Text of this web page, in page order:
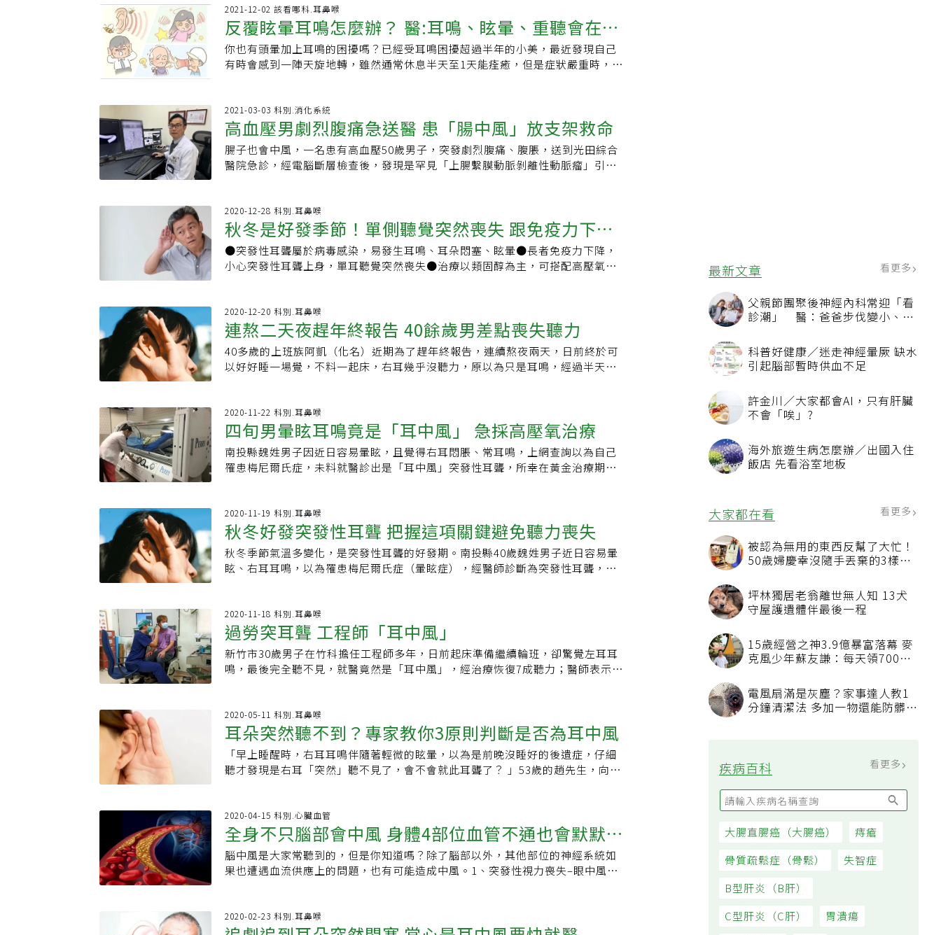
最新文章 看更多
父親節團聚後神經內科常迎「看
診潮」 醫：爸爸步伐變小、站
科普好健康／迷走神經暈厥 缺水
引起腦部暫時供血不足
許金川／大家都會AI，只有肝臟
不會「唉」?
海外旅遊生病怎麼辦／出國入住
飯店 先看浴室地板
大家都在看 看更多
被認為無用的東西反幫了大忙！
50歲婦慶幸沒隨手丟棄的3樣物
坪林獨居老翁離世無人知 13犬
守屋護遺體伴最後一程
15歲經營之神3.9億暴富落幕 麥
克風少年蘇友謙：每天領700元
電風扇滿是灰塵？家事達人教1
分鐘清潔法 多加一物還能防髒汙
疾病百科 看更多
大腸直腸癌（大腸癌）
痔瘡
骨質疏鬆症（骨鬆）
失智症
B型肝炎（B肝）
C型肝炎（C肝）
胃潰瘍
需先經醫療團隊評估，術後耐心地配合語言訓練，以有效提升對話理解能力。但
費用非常昂貴，我的情況並不在健保給付範圍。兩位曾植入電子耳的朋友，與我
分享經驗，很值得參考。突發性耳聾通常要等6個月左右，確定聽損程度穩定下來
（說不定還有機會進步）才進行手術。所以，我還有時間等醫師仔細評估後，再
下決定。我不免會擔心用進廢退。耳蝸的毛細胞把聲音經由聽神經上傳，經腦
顳葉，所以兩側顳葉神經元還是會接收到來自聽神經的訊號。聽力減退，是失智
症的危險因子之一。原因之一是聽力減退容易導致憂鬱、不想與人互動、社交隔
離之故。所以我平常的活動與課程都沒減少，只是上歌唱課時，拜託同學們讓我
坐在教室右側才能聽得清楚。不過，我還有意外的收穫，就是同理心增強，因為
經有可塑性，說不定其他功能，如寫作能力會因耳聾而代償性增進喔！凡事往好
處想，目前自我解嘲的絕招是：不喜歡聽，就把右耳轉過去……FB粉絲團請搜
尋：劉秀枝joy筆記
顯下降、耳鳴加劇，甚至伴隨悶塞感或暈眩，卻誤以為只是感冒、耳屎或壓力
大，選擇再觀察幾天。事實上，國內、外醫學文獻皆指出，突發性聽力損失本質
屬於「內耳缺血性病變」，若未在72小時黃金治療期內處理，聽力可能難以完全
恢復。「很多人以為中風只會發生在腦，其實內耳同樣怕缺血。」蔡鋕鑫提到，
耳的微血管發生狀況。耳中風應進行專業聽篩檢查蔡鋕鑫說：「耳中風的判斷不
能只靠感覺，是否真的聽不到，必須透過專業聽力篩檢才能確認。」若民眾出現
明顯聽力下降或懷疑耳中風情況，建議儘速就醫，經由醫師診斷並安排專業聽力
檢測。若經醫師診斷後，有使用聽力輔具之需要，民眾可尋求合格管道進行後續
選配諮詢。選擇輔具時，應注意服務提供者之人員專業資格與售後服務。蔡鋕鑫
得清楚，才不會錯過生活中真正重要的聲音。【本文獲uho優活健康網授權刊
登，原文刊載網址見此】
習生活。陳思齊指出，突發性耳聾又稱為「耳中風」，是一種急性聽力受損疾
病，患者常在毫無預警下，出現單側聽力降低，同時伴隨耳鳴、耳悶，甚至眩暈
症狀，好發在季節交替，患者過度疲勞、病毒感染或睡眠不足，不分年齡族群均
可能發生，目前大約7成患者病因不明，使診斷與治療更具挑戰。這名高中女生因
睡眠不足與課業壓力太大，突發左耳聽不見，經過純音聽力圖檢查，顯示左耳平
鍵在發作後7天內，一旦延誤即使治療也可能導致永久性聽力損傷，標準治療以類
固醇藥物為主，同步搭配高壓氧治療，可提升療效，類固醇短期治療不會造成明
顯影響，且臨床證實類固醇是目前最有效的治療方案。陳思齊並提醒，突發性耳
聾治療效果因人而異，年齡小於 40 歲、沒有合併糖尿病、沒有伴隨眩暈發作、在
2021-12-02 該看哪科.耳鼻喉
反覆眩暈耳鳴怎麼辦？ 醫:耳鳴、眩暈、重聽會在內
耳相互影響，超過2周是身體發出警訊！
你也有頭暈加上耳鳴的困擾嗎？已經受耳鳴困擾超過半年的小美，最近發現自己
有時會感到一陣天旋地轉，雖然通常休息半天至1天能痊癒，但是症狀嚴重時，常
狀！耳鳴、重聽、眩暈 這3個內耳疾病互相影響耳鼻喉科醫師李宏信指出，許多
耳鳴病患會因為初期耳鳴症狀不明顯，僅夜深人靜時才聽得見，因此忽視耳鳴不
做積極治療，直到發生眩暈或重聽時，才驚覺內耳疾病會相互影響，甚至同時發
生，內耳疾病接踵而來。然而，耳鳴、重聽和眩暈又有「內耳疾病3兄弟」之稱，
主要是因為這3種疾病存在相互關聯性，三者發生主因與內耳的前庭、耳蝸和耳蝸
液，當內耳血管阻塞，就會影響內耳功能的流暢度，同時會使營養素無法進入神
經系統，神經便會逐漸萎縮、壞死，產生重聽、聽力異常等現象，三半規管也可
能因此出現異常，導致眩暈症發生，耳蝸則是可能出現腫脹，產生耳鳴和眩暈。
因此耳鳴、眩暈和重聽基本上是相互影響的，簡稱為「耳中風」的現象，即是因
擊、噪音傷害，例如：鞭炮聲、長期使用耳塞式耳機、演唱會喇叭太靠近、打靶
聲等等，以及（2）藥物中毒，如結核病藥物、瘧疾用藥和抗凝血藥物則常有引發
耳鳴或重聽的風險；另外還有（3）其他：如酒精中毒、病毒感染、老化、較易焦
慮和緊張、睡眠不足等，都可能導致內耳疾病發生。其中耳鳴的發生率最高，據
研究指出，台灣成人耳鳴盛行率高達10%到15%，隨年齡增長，其發生率愈高。
治療，才有機會在3個月內消失。至於長年患有耳鳴的民眾，則至少需定期接受3
到6個月以上的治療。治療時通常以藥物為主，以打通血管、復活神經、抑制血管
過度收縮為3大類藥物治療為原則，使用血管暢通藥物、補充神經營養與神經復活
藥物、抗自由基藥物、輕度鎮靜劑等。平日飲食需清淡 眩暈者不宜激烈運動最
飲食與作息方面需調適，避免重口味的食物，多攝取抗氧化蔬果、適度運動，至
於眩暈患者則不宜激烈運動及頭部急速轉動，以免常常再度引起眩暈，復發的危
險及造成傷害。★本文經《NOW健康》授權刊登，原文刊載於此★關心健康生活
大小事，點此進入【NOW健康】
2021-03-03 科別.消化系統
高血壓男劇烈腹痛急送醫 患「腸中風」放支架救命
腸子也會中風，一名患有高血壓50歲男子，突發劇烈腹痛、腹脹，送到光田綜合
醫院急診，經電腦斷層檢查後，發現是罕見「上腸繫膜動脈剝離性動脈瘤」引發
院急診部醫師黃獻正強調，如沒有即時救治、錯過治療黃金期，導致腸子已經缺
血壞死、破洞，恐引發致死率極高的腹膜炎，以及敗血症休克、多重器官衰竭
等，也因此被喻為難治癒的疾病。傳統的腸道接管手術方式是開膛剖肚，必須在
黃金6到8小時內及時接上血管，以免上腸繫膜動脈無法供應整個腸子的血液，出
現腸壞死。光田綜合醫院醫療副院長暨神經放射診療科醫師嚴寶勝表示，這名50
脈瘤的治療，不需開刀，只需將導管放入真管腔血管內，使剝離處貼合，重建阻
塞的血管，可立即恢復血流，讓腸子血液正常循環供應，也免除動脈瘤破裂出血
的危機。另一名68歲的婦人也有高血壓病史，因腹痛緊急送急診治療，電腦斷層
發現腸子血管阻塞，立即安排「新型覆膜支架」手術，定期回診恢復情況穩定；
消化器官的主要血液供應者，血管主要由內膜、中層、外膜所構成，所謂「剝
離」是指在血管內膜破了一個洞，使血液灌到中層假管腔，造成真腔受到壓迫，
真腔動脈內的正常血液愈來愈少，管徑愈來愈窄或完全阻塞，因而引發腸中風。
嚴寶勝提醒，相較於腦中風和耳中風，腸中風發生機率較低，動脈剝離更是罕
見，容易被誤診為腸胃炎、胃潰瘍、胃出血等問題，高血壓、血管硬化都是病
2020-12-28 科別.耳鼻喉
秋冬是好發季節！單側聽覺突然喪失 跟免疫力下降
有關
●突發性耳聾屬於病毒感染，易發生耳鳴、耳朵悶塞、眩暈●長者免疫力下降，
小心突發性耳聾上身，單耳聽覺突然喪失●治療以類固醇為主，可搭配高壓氧治
聽力依舊未恢復，就診才發現是「突發性耳聾」，幸好及時發現住院治療，才挽
回聽力。秋冬是好發季節振興醫院耳鼻喉部聽覺科主任力博宏表示，秋冬是突發
性耳聾的好發季節，突發性耳聾屬於病毒感染，該病毒類似帶狀皰疹病毒，長期
潛伏在聽覺神經內，一旦免疫力下降就可能發生，近期臨床上突發性耳聾的患
者，大約增加了二到三成。力博宏指出，60歲以上的長者較容易發生突發性耳
發現突發性耳聾的指標物品，現在大多是早起後，感覺到耳鳴、耳朵悶塞，使用
耳機才發現單耳聽不見。須符合「333」條件力博宏說，大多數民眾不太知道什麼
是「突發性耳聾」，多以為只是單純的耳鳴，導致延誤就醫時機，突發性耳聾必
須符合「333」條件，3天內發生症狀、連續出現3個頻率、檢查後聽損達到30分
為「耳中風」，屬於血管型阻塞導致的聽損問題，但近年不再稱為突發性耳聾。
界定突發性耳聾以病毒引起為主，血管引起的聽損就是單純的中風，發生在耳朵
的部位，避免民眾被誤導以為耳中風是腦中風引起的疾病。既然是病毒引起的突
發性耳聾，力博宏指出，除了增強免疫力外，並沒有太多可以預防的方式，想要
避免突發性耳聾的發生，平時要有正常的作息、均衡飲食、多運動，冬天要注意
一患者能完全恢復、三分之一患者恢復一半、三分之一患者完全喪失聽力，突發
性耳聾與所有疾病一樣，愈早發現治療效果愈好。類固醇的投藥分為耳內注射、
口服、點滴注射，通常住院做點滴注射效果佳，且住院期間也強迫患者休息，增
強免疫力，除類固醇治療外，還可搭配高壓氧治療，只要及早治療，大多可以達
2020-12-20 科別.耳鼻喉
連熬二天夜趕年終報告 40餘歲男差點喪失聽力
40多歲的上班族阿凱（化名）近期為了趕年終報告，連續熬夜兩天，日前終於可
以好好睡一場覺，不料一起床，右耳幾乎沒聽力，原以為只是耳鳴，經過半天聽
突發性耳聾屬於一種病毒感染，該病毒類似帶狀皰疹病毒，長期潛伏在聽覺神經
內，一旦免疫力下降就可能發生，近期臨床上突發性耳聾的患者，大約增加二到
三成。力博宏表示，突發性耳聾大多發生在60歲以上的長者，好發率是10到20歲
年輕族群的10倍，並以「單側」聽覺突然喪失為主要症狀，突發性耳聾通常是發
生在清晨，過去在3C尚未普及的年代，滴答作響的鬧鐘，常成為發現突發性耳聾
純的耳鳴，導致延誤就醫時機，突發性耳鳴必須符合「333」條件，3天內發生症
狀、連續出現3個頻率、檢查後聽損達到30分貝以上，部分的患者則會合併出現
「眩暈」的症狀，若是出現眩暈症狀，治療效果大多不佳。力博宏表示，過去談
及突發性耳聾，常會稱其為「耳中風」，屬於血管型阻塞，導致的聽損問題，但
中風引起的疾病，較容易被誤導。因此，既然是病毒引起的突發性耳聾，除了增
加強免疫力以外，沒有太多可以預防的方式，曾被問及是否可以施打帶狀皰疹疫
苗作為預防，力博宏表示，並未有相關的研究顯示有效果，主要是僅針對潛伏在
聽覺神經中的病毒做一測試「太難做研究了」。他說，想要避免突發性耳聾的發
生，除了提高警覺，平時就是要有正常的作息、飲食、多運動，秋冬注意保暖，
三分之一完全喪失聽力，突發性耳聾與所有疾病一樣，愈早發現治療效果愈好。
類固醇的投藥分為耳內注射、口服、點滴注射，通常住院做點滴注射效果佳，且
住院期間也強迫患者休息，增加免疫力，除了類固醇外還可配合高壓氧做一治
療，只要及早治療大多都可以達到很好的效果。
2020-11-22 科別.耳鼻喉
四旬男暈眩耳鳴竟是「耳中風」 急採高壓氧治療
南投縣魏姓男子因近日容易暈眩，且覺得右耳悶脹、常耳鳴，上網查詢以為自己
罹患梅尼爾氏症，未料就醫診出是「耳中風」突發性耳聾，所幸在黃金治療期內
像耳鳴的感覺，因為感到不適先是自行查詢，覺得應該是罹患梅尼爾氏症，所幸
仍保持警覺到院就醫，經診斷發現是俗稱「耳中風」的突發性耳聾。而「耳中
風」突發性耳聾多耗發在氣溫多變的秋冬季節，院方表示，到院患者大多是出現
突然察覺單耳聽力喪失的症狀，部分患者除了聽力惡化，還會合併暈眩；只不
過，突發性耳聾的原因目前尚不明，可能是病毒感染又或者是血管病因所致。針
患者病情安排口服、耳內類固醇治療，並且配搭高壓氧輔助治療，以改善聽力。
高壓氧中心醫師薛凱風說，高壓氧治療會安排患者在高壓氧艙內，在高於1.4大氣
壓的壓力下，給予患者100%的氧氣治療。透過高壓氧治療提升血液及組織內的含
氧量，改善內耳組織缺氧情形，促使循環與組織細胞修復，加速聽力的恢復。薛
運動、避免熬夜、噪音暴露和減少使用耳機，降低壓力有助維護保健聽力。
2020-11-19 科別.耳鼻喉
秋冬好發突發性耳聾 把握這項關鍵避免聽力喪失
秋冬季節氣溫多變化，是突發性耳聾的好發期。南投縣40歲魏姓男子近日容易暈
眩、右耳耳鳴，以為罹患梅尼爾氏症（暈眩症），經醫師診斷為突發性耳聾，讓
時間，以免聽力永久喪失。南投醫院高壓氧中心醫師薛凱風說，突發性耳聾最常
出現單耳聽力喪失症狀，部分患者還會合併暈眩，患者常以為罹患暈眩症。突發
性耳聾原因目前尚不明，可能是病毒感染或是血管病因造成。醫師會透過耳鏡檢
查其外耳與耳膜的結構是否正常，接著安排聽力檢查，並適患者的情況安排進一
步檢查，排除神經病變、腫瘤的可能性。醫師提醒，突發性耳聾一定要把握7天黃
露與減少使用耳機，降低壓力，是維護聽力的保健方法。
2020-11-18 科別.耳鼻喉
過勞突耳聾 工程師「耳中風」
新竹市30歲男子在竹科擔任工程師多年，日前起床準備繼續輪班，卻驚覺左耳耳
鳴，最後完全聽不見，就醫竟然是「耳中風」，經治療恢復7成聽力；醫師表示，
同事應酬喝酒，但沒有正常規律運動，導致身體每況愈下。工程師病發當天早
上，先是左耳出現劇烈耳鳴，形容像是耳朵被灌滿水一樣，拿起手機播放聲音簡
單測試左右耳聽力，才驚覺聲音一大一小，嚇得急忙就醫。台北榮總新竹分院耳
鼻喉科醫師邱浩睿表示，這是耳中風的情況，準確應該稱為「突發性耳聾」，造
成的原因有很多可能，臨床上大多是耳內病毒感染或耳蝸破裂導致耳內血管阻
指出，病患連續服用2周口服類固醇治療，才讓聽力恢復到7成，也可透過耳內注
射或靜脈注射類固醇，並輔以血管擴張劑治療，如果藥物效果不理想，則可採取
高壓氧治療，但超過半年聽力無法恢復，就會建議患者配戴助聽器。邱浩睿建議
要盡量避免熬夜，同時要充分休息、維持規律運動，若是過勞或感冒後突然發生
2020-05-11 科別.耳鼻喉
耳朵突然聽不到？專家教你3原則判斷是否為耳中風
「早上睡醒時，右耳耳鳴伴隨著輕微的眩暈，以為是前晚沒睡好的後遺症，仔細
聽才發現是右耳「突然」聽不見了，會不會就此耳聾了？ 」53歲的趙先生，向來
妤茜表示，現今生活型態改變，生活壓力大，有愈來愈多中壯年出現突發性耳聾
的狀況， 若起床一旦發現耳朵悶悶的、有水聲的感覺、甚至聽不到，就可能是
「耳中風」，雖然一般的聽力檢查可以測量出聽力的好壞，但是還要知道病史才
能判定是否為耳中風，建議立即至醫院做仔細檢查。什麼是耳中風？ 黃妤茜說，
「耳中風」就是突發性耳聾，可採用常見的333定律來做耳中風的初步判斷：1、
治療。此外，台灣家庭醫學醫學會第六期期刊中也提到「耳中風」發生率約為十
2020-04-15 科別.心臟血管
全身不只腦部會中風 身體4部位血管不通也會默默要
命
腦中風是大家常聽到的，但是你知道嗎？除了腦部以外，其他部位的神經系統如
果也遭遇血流供應上的問題，也有可能造成中風。1、突發性視力喪失–眼中風眼
因眼部視網膜動脈阻塞或靜脈出血造成，因為視網膜是產生視覺的重要部位，上
面密密麻麻的神經細胞，需依賴血管系統供給養分與氧氣，以維持正常運作；若
2020-02-23 科別.耳鼻喉